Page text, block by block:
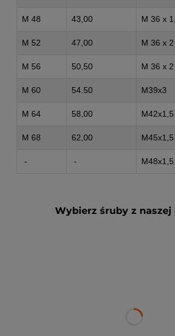
M 48 43,00 M 36 x
M 52 47,00 M 36 x 2
M 56 50,50 M 36 x 2
M 60 54.50 M39x3
M 64 58,00 M42x1,5
M 68 62,00 M45x1,5
- - M48x1,5
Wybierz śruby z naszej